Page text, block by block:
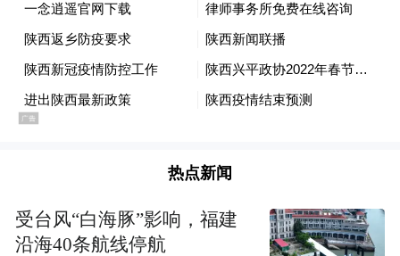
“陕冷链”让进口冷链产品“有迹可循”
陕西省市场监管局开发了“陕西省冷链食品追
溯管理系统”（简称“陕冷链”），该系统采用
现来源可查、去向可追，严格进口冷链食品
从口岸到境内生产、流通、销售的全程防
控。
热点新闻
受台风“白海豚”影响，福建
沿海40条航线停航